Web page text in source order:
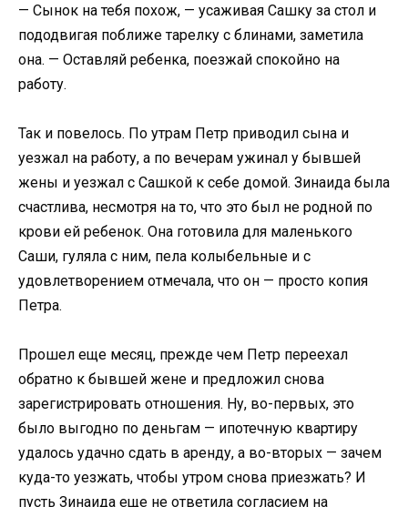
— Сынок на тебя похож, — усаживая Сашку за стол и
пододвигая поближе тарелку с блинами, заметила
она. — Оставляй ребенка, поезжай спокойно на
работу.
Так и повелось. По утрам Петр приводил сына и
уезжал на работу, а по вечерам ужинал у бывшей
жены и уезжал с Сашкой к себе домой. Зинаида была
счастлива, несмотря на то, что это был не родной по
крови ей ребенок. Она готовила для маленького
Саши, гуляла с ним, пела колыбельные и с
удовлетворением отмечала, что он — просто копия
Петра.
Прошел еще месяц, прежде чем Петр переехал
обратно к бывшей жене и предложил снова
зарегистрировать отношения. Ну, во-первых, это
было выгодно по деньгам — ипотечную квартиру
удалось удачно сдать в аренду, а во-вторых — зачем
куда-то уезжать, чтобы утром снова приезжать? И
пусть Зинаида еще не ответила согласием на